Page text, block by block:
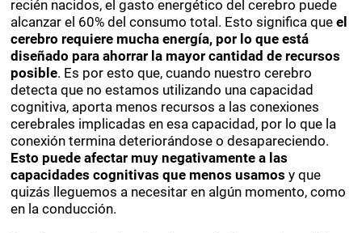
recién nacidos, el gasto energético del cerebro puede
alcanzar el 60% del consumo total. Esto significa queel
cerebro requiere mucha energía, por lo que está
diseñado para ahorrar la mayor cantidad de recursos
posible. Es por esto que, cuando nuestro cerebro
detecta que no estamos utilizando una capacidad
cognitiva, aporta menos recursos a las conexiones
cerebrales implicadas en esa capacidad, por lo que la
conexión termina deteriorándose o desapareciendo.
Esto puede afectar muy negativamente a las
capacidades cognitivas que menos usamos y que
quizás lleguemos a necesitar en algún momento, como
en la conducción.